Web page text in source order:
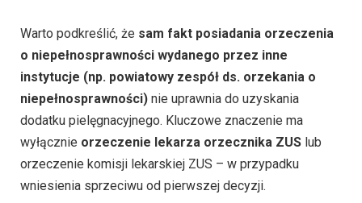
Warto podkreślić, że sam fakt posiadania orzeczenia
o niepełnosprawności wydanego przez inne
instytucje (np. powiatowy zespół ds. orzekania o
niepełnosprawności) nie uprawnia do uzyskania
dodatku pielęgnacyjnego. Kluczowe znaczenie ma
wyłącznie orzeczenie lekarza orzecznika ZUS lub
orzeczenie komisji lekarskiej ZUS – w przypadku
wniesienia sprzeciwu od pierwszej decyzji.